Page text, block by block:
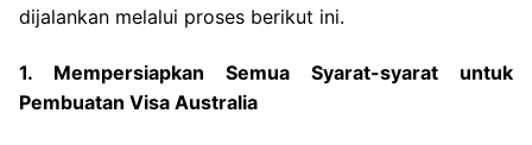
dijalankan melalui proses berikut ini.
1. Mempersiapkan Semua Syarat-syarat untuk
Pembuatan Visa Australia